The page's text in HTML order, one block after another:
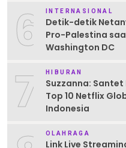
6 INTERNASIONAL
Detik-detik
Pro-Palestina
Washington DC
7 HIBURAN
Suzzanna:
Top 10 Netflix
Indonesia
OLAHRAGA
Link Live